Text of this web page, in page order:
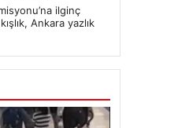
ilginç
Ankara yazlık